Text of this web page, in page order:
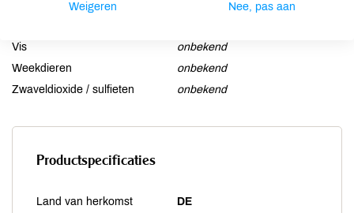
Vis
onbekend
Weekdieren
onbekend
Zwaveldioxide / sulfieten
onbekend
Productspecificaties
Land van herkomst DE
Weigeren Nee, pas aan